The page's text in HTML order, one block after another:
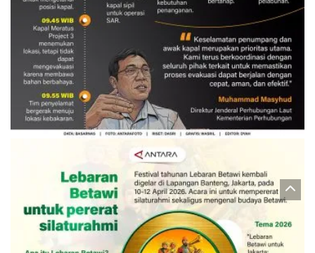
Evakuasi korban kebakaran KM
Mutiara Sentosa 2
3 Agustus 2026